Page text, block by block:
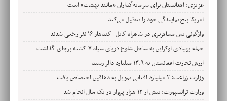
عزیزی: افغانستان برای سرمایه‌گذاران «مانند بهشت» است
امریکا پنج نمایندگی خود را تعطیل می‌کند
واژگونی بس مسافربری در شاهراه کابل–کندهار ۱۶ نفر زخمی شدند
حمله پهپادی اوکراین به ساحل شلوغ دریای سیاه ۷ کشته برجای گذاشت
ارزش تجارت افغانستان به ۱۳.۹ میلیارد دالر رسید
وزارت زراعت: ۲ میلیارد افغانی تمویل به دهاقین اختصاص یافت
وزارت ترانسپورت: بیش از ۱۲ هزار پرواز در یک سال انجام شد